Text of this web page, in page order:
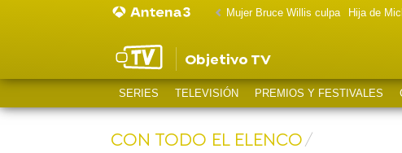
Mujer Bruce Willis culpa Hija de
Objetivo TV
SERIES TELEVISIÓN PREMIOS Y FESTIVALES
CON TODO EL ELENCO